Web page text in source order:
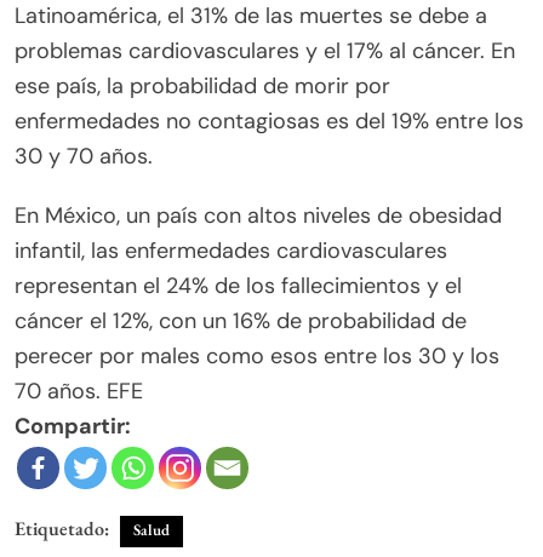
Latinoamérica, el 31% de las muertes se debe a
problemas cardiovasculares y el 17% al cáncer. En
ese país, la probabilidad de morir por
enfermedades no contagiosas es del 19% entre los
30 y 70 años.
En México, un país con altos niveles de obesidad
infantil, las enfermedades cardiovasculares
representan el 24% de los fallecimientos y el
cáncer el 12%, con un 16% de probabilidad de
perecer por males como esos entre los 30 y los
70 años. EFE
Compartir:
Etiquetado: Salud